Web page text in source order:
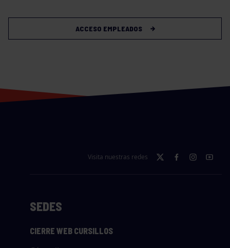
ACCESO EMPLEADOS
Visita nuestras redes
SEDES
CIERRE WEB CURSILLOS